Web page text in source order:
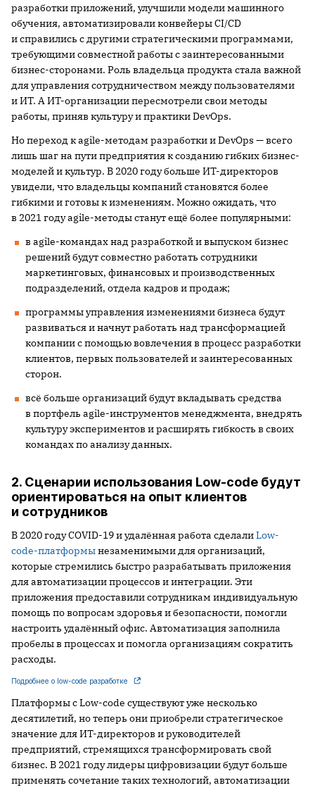
разработки приложений, улучшили модели машинного
обучения, автоматизировали конвейеры CI/CD
и справились с другими стратегическими программами,
требующими совместной работы с заинтересованными
бизнес-сторонами. Роль владельца продукта стала важной
для управления сотрудничеством между пользователями
и ИТ. А ИТ-организации пересмотрели свои методы
работы, приняв культуру и практики DevOps.
Но переход к agile-методам разработки и DevOps — всего
лишь шаг на пути предприятия к созданию гибких бизнес-
моделей и культур. В 2020 году больше ИТ-директоров
увидели, что владельцы компаний становятся более
гибкими и готовы к изменениям. Можно ожидать, что
в 2021 году agile-методы станут ещё более популярными:
в agile-командах над разработкой и выпуском бизнес
решений будут совместно работать сотрудники
маркетинговых, финансовых и производственных
подразделений, отдела кадров и продаж;
программы управления изменениями бизнеса будут
развиваться и начнут работать над трансформацией
компании с помощью вовлечения в процесс разработки
клиентов, первых пользователей и заинтересованных
сторон.
всё больше организаций будут вкладывать средства
в портфель agile-инструментов менеджмента, внедрять
культуру экспериментов и расширять гибкость в своих
командах по анализу данных.
2. Сценарии использования Low-code будут
ориентироваться на опыт клиентов
и сотрудников
В 2020 году COVID-19 и удалённая работа сделалиLow-
code-платформынезаменимыми для организаций,
которые стремились быстро разрабатывать приложения
для автоматизации процессов и интеграции. Эти
приложения предоставили сотрудникам индивидуальную
помощь по вопросам здоровья и безопасности, помогли
настроить удалённый офис. Автоматизация заполнила
пробелы в процессах и помогла организациям сократить
расходы.
Подробнее о low-code разработке
Платформы с Low-code существуют уже несколько
десятилетий, но теперь они приобрели стратегическое
значение для ИТ-директоров и руководителей
предприятий, стремящихся трансформировать свой
бизнес. В 2021 году лидеры цифровизации будут больше
применять сочетание таких технологий, автоматизации